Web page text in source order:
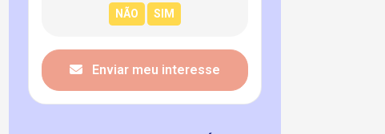
Enviar meu interesse